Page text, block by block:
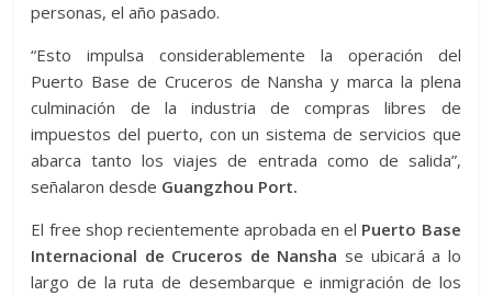
personas, el año pasado.
“Esto impulsa considerablemente la operación del
Puerto Base de Cruceros de Nansha y marca la plena
culminación de la industria de compras libres de
impuestos del puerto, con un sistema de servicios que
abarca tanto los viajes de entrada como de salida”,
señalaron desde Guangzhou Port.
El free shop recientemente aprobada en el Puerto Base
Internacional de Cruceros de Nansha se ubicará a lo
largo de la ruta de desembarque e inmigración de los